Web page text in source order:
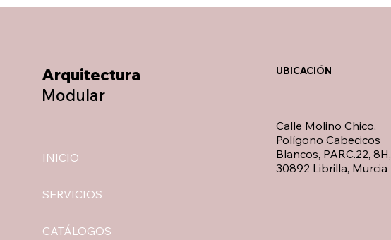
INICIO
SERVICIOS
CATÁLOGOS
Arquitectura
Modular
Calle Molino Chico,
Polígono Cabecicos
Blancos, PARC.22, 8H,
30892 Librilla, Murcia
UBICACIÓN